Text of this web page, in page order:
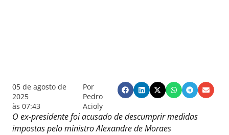
05 de agosto de
2025
às 07:43
Por
Pedro
Acioly
O ex-presidente foi acusado de descumprir medidas
impostas pelo ministro Alexandre de Moraes